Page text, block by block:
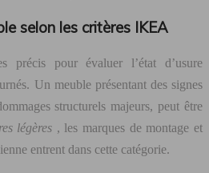
selon les critères IKEA
précis pour évaluer l’état d’usure
Un meuble présentant des signes
structurels majeurs, peut être
légères , les marques de montage et
entrent dans cette catégorie.